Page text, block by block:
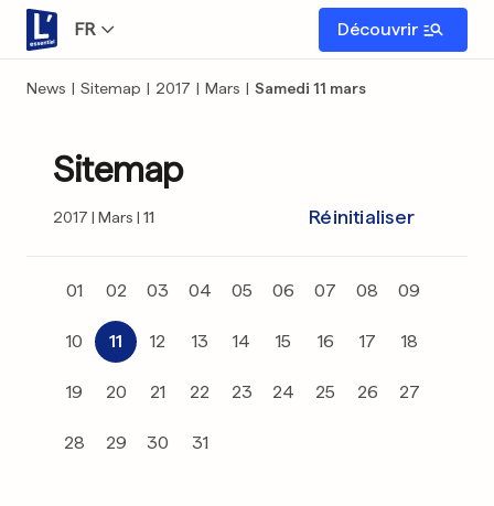
FR Découvrir
News | Sitemap | 2017 | Mars | Samedi 11 mars
Sitemap
2017 Mars 11 Réinitialiser
01 02 03 04 05 06 07 08 09
10 11 12 13 14 15 16 17 18
19 20 21 22 23 24 25 26 27
28 29 30 31